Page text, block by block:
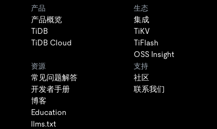
产品
产品概览
TiDB
TiDB Cloud
生态
集成
TiKV
TiFlash
OSS Insight
资源
常见问题解答
开发者手册
博客
Education
llms.txt
支持
社区
联系我们